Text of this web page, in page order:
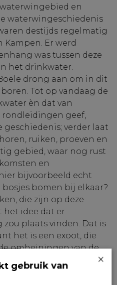
waterwingebied en
waterwingeschiedenis
destijds regelmatig
Er werd
was tussen deze
het drinkwater.
drong aan om in dit
Tot op vandaag de
èn dat van
rondleidingen geef,
verder laat
ruiken, proeven en
gebied, waar nog rust
en
bijvoorbeeld echt
bosjes bomen bij elkaar?
die zijn op deze
idee dat er
plaats vinden. Dat is
het is een exoot, die
omheiningen van de
nu inheemse planten
een jaar of 20, 30 zijn
×
gebruik van